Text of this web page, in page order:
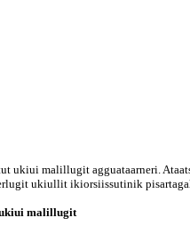
malillugit agguataarneri.
ukiullit ikiorsiissutinik
ukiui malillugit